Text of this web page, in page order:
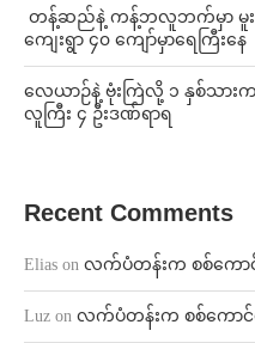
တန့်ဆည်နဲ့ ကန့်ဘလူဘက်မှာ မူးမ
ကျေးရွာ ၄၀ ကျော်မှာရေကြီးနေ
လေယာဉ်နဲ့ ဗုံးကြဲလို့ ၁ နှစ်သား
လူကြီး ၄ ဦးဒဏ်ရာရ
Recent Comments
Elias on လက်ပံတန်းက စစ်ကောင်
Luz on လက်ပံတန်းက စစ်ကောင်